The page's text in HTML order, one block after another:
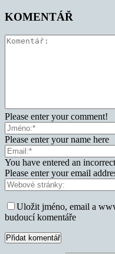
KOMENTÁŘ
Please enter your comment!
Please enter your name here
You have entered an
Please enter your email
Uložit jméno, email a
budoucí komentáře